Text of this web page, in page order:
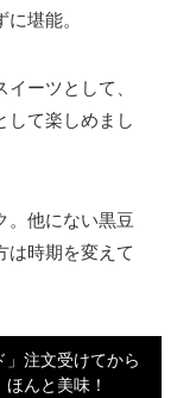
堪能。
ーツとして、
して楽しめまし
。他にない黒豆
は時期を変えて
」注文受けてから
んと美味！